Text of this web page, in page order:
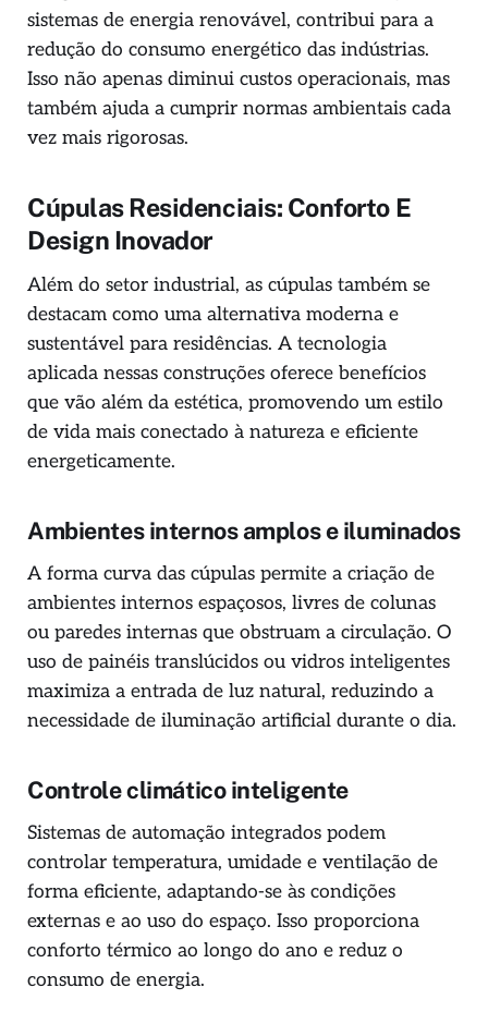
sistemas de energia renovável, contribui para a
redução do consumo energético das indústrias.
Isso não apenas diminui custos operacionais, mas
também ajuda a cumprir normas ambientais cada
vez mais rigorosas.
Cúpulas Residenciais: Conforto E
Design Inovador
Além do setor industrial, as cúpulas também se
destacam como uma alternativa moderna e
sustentável para residências. A tecnologia
aplicada nessas construções oferece benefícios
que vão além da estética, promovendo um estilo
de vida mais conectado à natureza e eficiente
energeticamente.
Ambientes internos amplos e iluminados
A forma curva das cúpulas permite a criação de
ambientes internos espaçosos, livres de colunas
ou paredes internas que obstruam a circulação. O
uso de painéis translúcidos ou vidros inteligentes
maximiza a entrada de luz natural, reduzindo a
necessidade de iluminação artificial durante o dia.
Controle climático inteligente
Sistemas de automação integrados podem
controlar temperatura, umidade e ventilação de
forma eficiente, adaptando-se às condições
externas e ao uso do espaço. Isso proporciona
conforto térmico ao longo do ano e reduz o
consumo de energia.